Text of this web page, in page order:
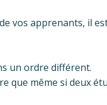
vos apprenants, il
un ordre différent.
que même si deux